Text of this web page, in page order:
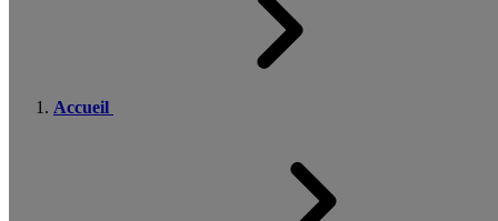
Accueil